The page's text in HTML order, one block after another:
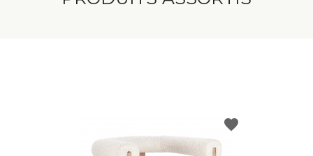
favorite